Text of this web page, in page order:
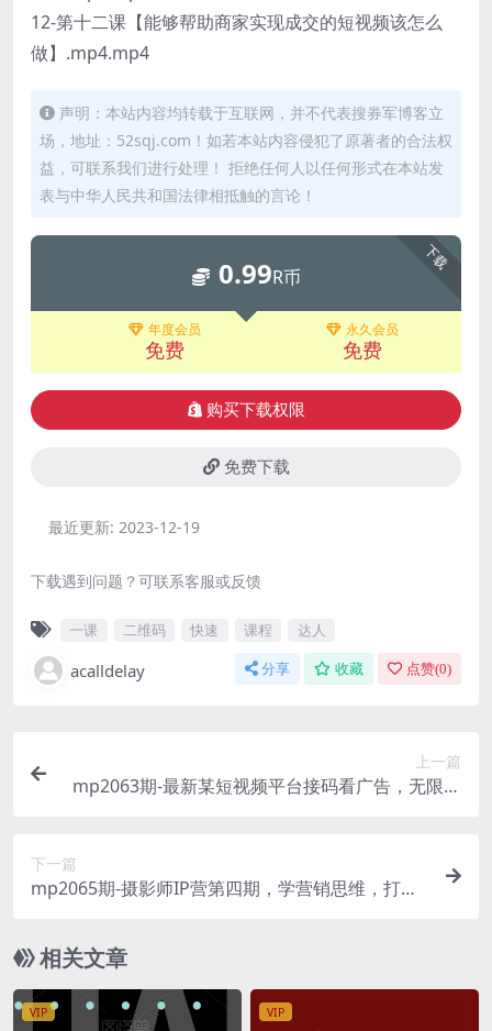
12-第十二课【能够帮助商家实现成交的短视频该怎么
做】.mp4.mp4
声明：本站内容均转载于互联网，并不代表搜券军博客立
场，地址：52sqj.com！如若本站内容侵犯了原著者的合法权
益，可联系我们进行处理！ 拒绝任何人以任何形式在本站发
表与中华人民共和国法律相抵触的言论！
下载
0.99R币
年度会员
免费
永久会员
免费
购买下载权限
免费下载
最近更新: 2023-12-19
下载遇到问题？可联系客服或反馈
一课 二维码 快速 课程 达人
acalldelay 分享 收藏 点赞(0)
上一篇
mp2063期-最新某短视频平台接码看广告，无限撸
下一篇
mp2065期-摄影师IP营第四期，学营销思维，打造
打造个人品牌，掌握营销技巧，实现摄影事业的飞
跃”)
相关文章
VIP VIP